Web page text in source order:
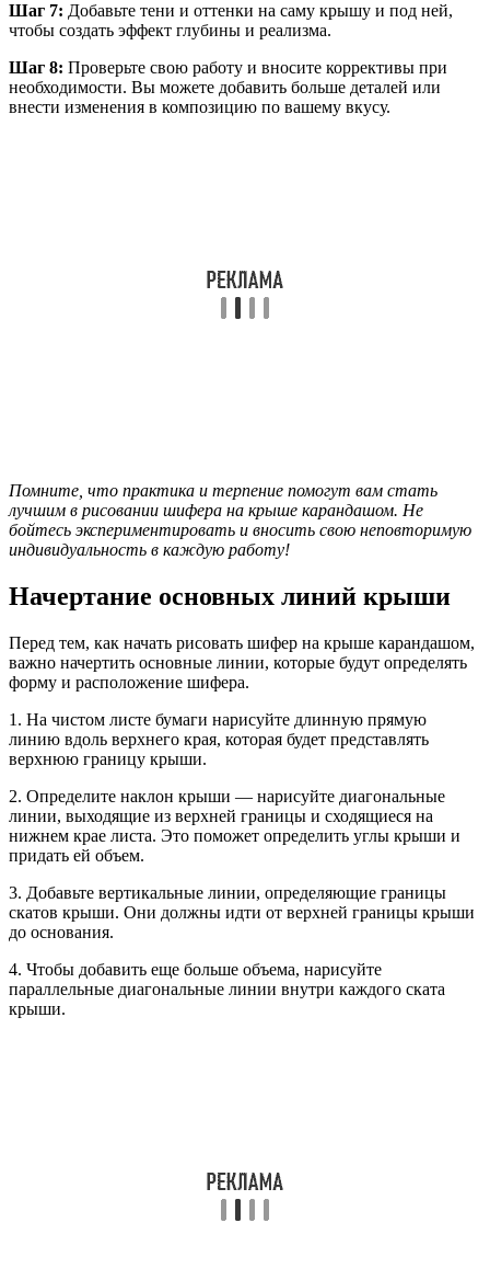
Шаг 7: Добавьте тени и оттенки на саму крышу и под ней,
чтобы создать эффект глубины и реализма.
Шаг 8: Проверьте свою работу и вносите коррективы при
необходимости. Вы можете добавить больше деталей или
внести изменения в композицию по вашему вкусу.
Помните, что практика и терпение помогут вам стать
лучшим в рисовании шифера на крыше карандашом. Не
бойтесь экспериментировать и вносить свою неповторимую
индивидуальность в каждую работу!
Начертание основных линий крыши
Перед тем, как начать рисовать шифер на крыше карандашом,
важно начертить основные линии, которые будут определять
форму и расположение шифера.
1. На чистом листе бумаги нарисуйте длинную прямую
линию вдоль верхнего края, которая будет представлять
верхнюю границу крыши.
2. Определите наклон крыши — нарисуйте диагональные
линии, выходящие из верхней границы и сходящиеся на
нижнем крае листа. Это поможет определить углы крыши и
придать ей объем.
3. Добавьте вертикальные линии, определяющие границы
скатов крыши. Они должны идти от верхней границы крыши
до основания.
4. Чтобы добавить еще больше объема, нарисуйте
параллельные диагональные линии внутри каждого ската
крыши.